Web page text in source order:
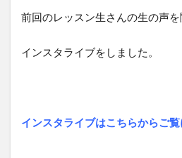
前回のレッスン生さんの生の声を
インスタライブをしました。
インスタライブはこちらからご